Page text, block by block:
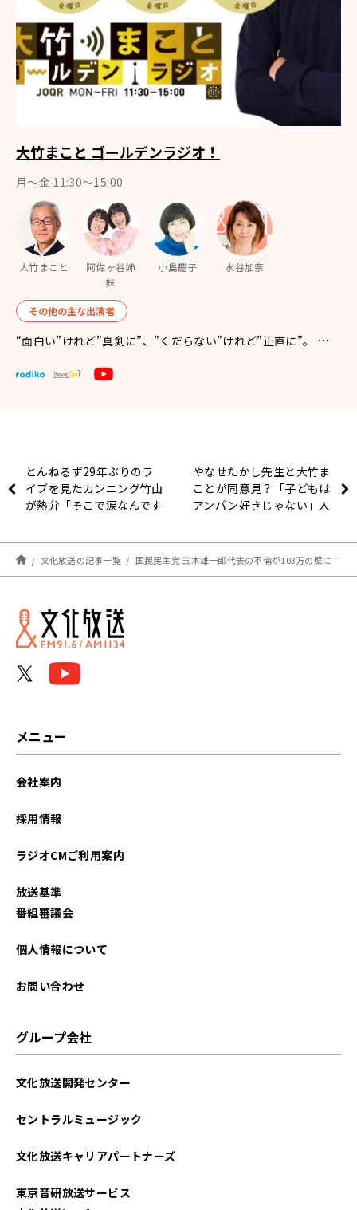
大竹まこと ゴールデンラジオ！
月〜金 11:30～15:00
大竹まこと
阿佐ヶ谷姉
妹
小島慶子 水谷加奈
その他の主な出演者
“面白い”けれど”真剣に”、”くだらない”けれど”正直に”。 …
とんねるず29年ぶりのラ
イブを見たカンニング竹山
が熱弁「そこで涙なんです
やなせたかし先生と大竹ま
ことが同意見？「子どもは
アンパン好きじゃない」人
文化放送の記事一覧 国民民主党 玉木雄一郎代表の不倫が103万の壁に影響？森永卓郎が第２次石破内閣の動向を予想
メニュー
会社案内
採用情報
ラジオCMご利用案内
放送基準
番組審議会
個人情報について
お問い合わせ
グループ会社
文化放送開発センター
セントラルミュージック
文化放送キャリアパートナーズ
東京音研放送サービス